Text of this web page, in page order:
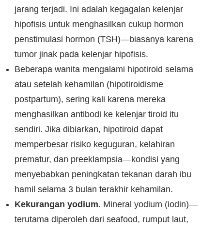
jarang terjadi. Ini adalah kegagalan kelenjar
hipofisis untuk menghasilkan cukup hormon
penstimulasi hormon (TSH)—biasanya karena
tumor jinak pada kelenjar hipofisis.
Beberapa wanita mengalami hipotiroid selama
atau setelah kehamilan (hipotiroidisme
postpartum), sering kali karena mereka
menghasilkan antibodi ke kelenjar tiroid itu
sendiri. Jika dibiarkan, hipotiroid dapat
memperbesar risiko keguguran, kelahiran
prematur, dan preeklampsia—kondisi yang
menyebabkan peningkatan tekanan darah ibu
hamil selama 3 bulan terakhir kehamilan.
Kekurangan yodium. Mineral yodium (iodin)—
terutama diperoleh dari seafood, rumput laut,